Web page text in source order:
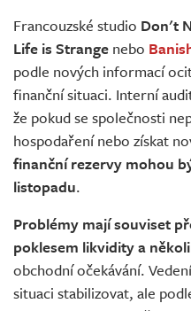
Živě
Francouzské studio Don't
Life is Strange nebo
podle nových informací
finanční situaci. Interní
že pokud se společnosti
hospodaření nebo získat
finanční rezervy mohou
listopadu.
Problémy mají souviset
poklesem likvidity a
obchodní očekávání.
situaci stabilizovat, ale